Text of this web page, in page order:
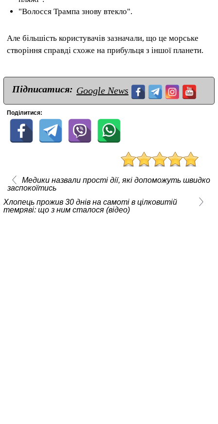
"Волосся Трампа знову втекло".
Але більшість користувачів зазначали, що це морське
створіння справді схоже на прибульця з іншої планети.
Підписатися: Google News
Поділитися:
Медики назвали прості дії, які допоможуть швидко
заспокоїтись
Хлопець прожив 30 днів на самоті в цілковитій
темряві: що з ним сталося (відео)